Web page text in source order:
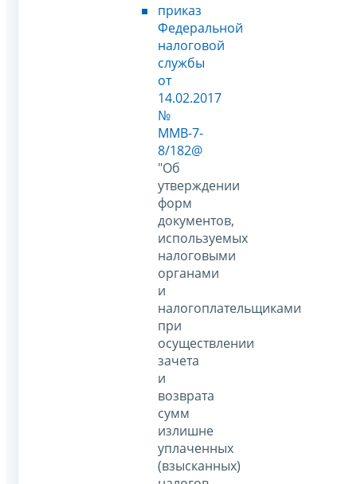
приказ
Федеральной
налоговой
службы
от
14.02.2017
№
ММВ-7-
8/182@
"Об
утверждении
форм
документов,
используемых
налоговыми
органами
и
налогоплательщиками
при
осуществлении
зачета
и
возврата
сумм
излишне
уплаченных
(взысканных)